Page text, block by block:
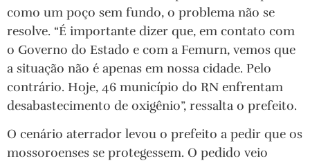
como um poço sem fundo, o problema não se
resolve. “É importante dizer que, em contato com
o Governo do Estado e com a Femurn, vemos que
a situação não é apenas em nossa cidade. Pelo
contrário. Hoje, 46 município do RN enfrentam
desabastecimento de oxigênio”, ressalta o prefeito.
O cenário aterrador levou o prefeito a pedir que os
mossoroenses se protegessem. O pedido veio